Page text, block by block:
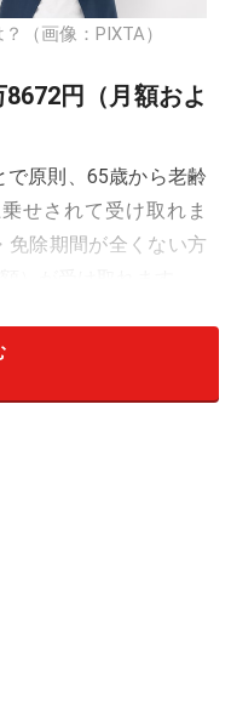
（画像：PIXTA）
円（月額およ
原則、65歳から老齢
せされて受け取れま
免除期間が全くない方
代の収入金額（給与な
次の計算式で計算さ